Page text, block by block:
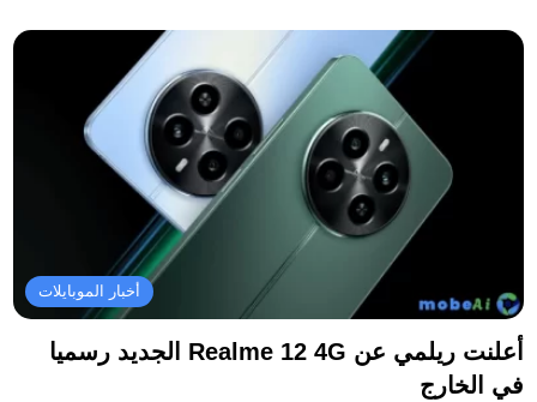
أخبار الموبايلات
أعلنت ريلمي عن Realme 12 4G الجديد رسميا
في الخارج